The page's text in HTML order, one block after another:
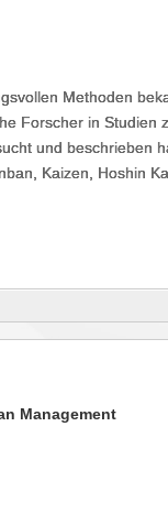
Methoden
Forscher in Studien
und beschrieben
Kaizen, Hoshin
Management